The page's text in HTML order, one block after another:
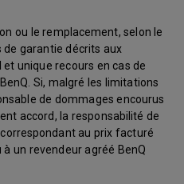
ou le remplacement, selon le
de garantie décrits aux
unique recours en cas de
Si, malgré les limitations
de dommages encourus
accord, la responsabilité de
au prix facturé
un revendeur agréé BenQ